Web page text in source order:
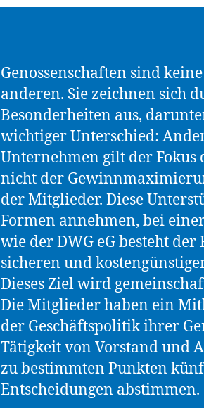
Genossenschaften sind
anderen. Sie zeichnen sich
Besonderheiten aus,
wichtiger Unterschied:
Unternehmen gilt der
nicht der
der Mitglieder. Diese
Formen annehmen, bei
wie der DWG eG besteht
sicheren und
Dieses Ziel wird
Die Mitglieder haben ein
der Geschäftspolitik ihrer
Tätigkeit von Vorstand und
zu bestimmten Punkten
Entscheidungen abstimmen.